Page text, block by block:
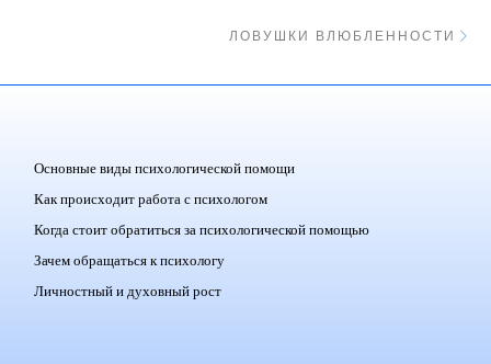
ЛОВУШКИ ВЛЮБЛЕННОСТИ
Основные виды психологической помощи
Как происходит работа с психологом
Когда стоит обратиться за психологической помощью
Зачем обращаться к психологу
Личностный и духовный рост